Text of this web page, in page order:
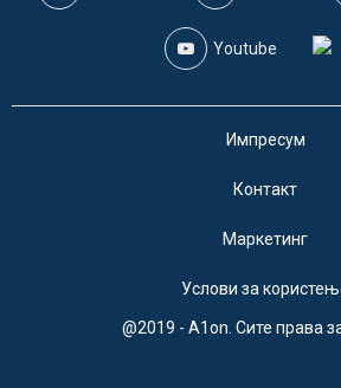
Youtube
Импресум
Контакт
Маркетинг
Услови за
@2019 - A1on. Сите права